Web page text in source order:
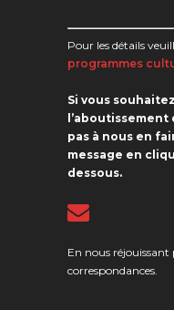
Pour les détails
programmes
Si vous
pas à nous en
message en
dessous.
En nous réjouissant
correspondances.